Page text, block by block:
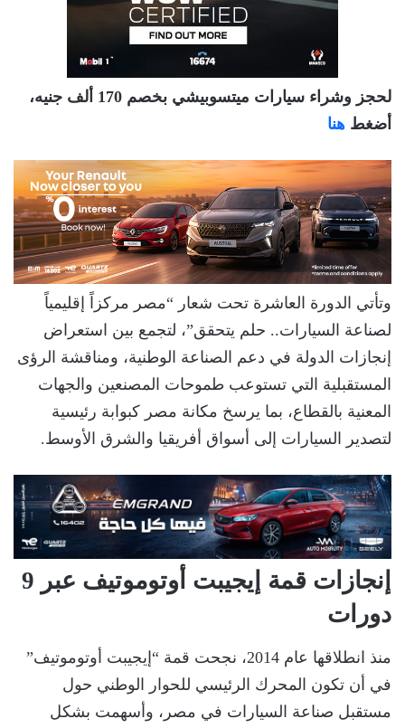
لحجز وشراء سيارات ميتسوبيشي بخصم 170 ألف جنيه،
أضغط هنا
وتأتي الدورة العاشرة تحت شعار “مصر مركزاً إقليمياً
لصناعة السيارات.. حلم يتحقق”، لتجمع بين استعراض
إنجازات الدولة في دعم الصناعة الوطنية، ومناقشة الرؤى
المستقبلية التي تستوعب طموحات المصنعين والجهات
المعنية بالقطاع، بما يرسخ مكانة مصر كبوابة رئيسية
لتصدير السيارات إلى أسواق أفريقيا والشرق الأوسط.
إنجازات قمة إيجيبت أوتوموتيف عبر 9
دورات
منذ انطلاقها عام 2014، نجحت قمة “إيجيبت أوتوموتيف”
في أن تكون المحرك الرئيسي للحوار الوطني حول
مستقبل صناعة السيارات في مصر، وأسهمت بشكل